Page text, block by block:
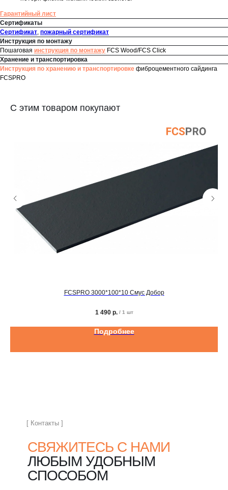
Гарантийный лист
Сертификаты
Сертификат, пожарный сертификат
Инструкция по монтажу
Пошаговая инструкция по монтажу FCS Wood/FCS Click
Хранение и транспортировка
Инструкция по хранению и транспортировке фиброцементного сайдинга
FCSPRO
С этим товаром покупают
FCSPRO 3000*100*10 Смус Добор
1 490 р. / 1 шт
Подробнее
СВЯЖИТЕСЬ С НАМИ
ЛЮБЫМ УДОБНЫМ
СПОСОБОМ
[ Контакты ]